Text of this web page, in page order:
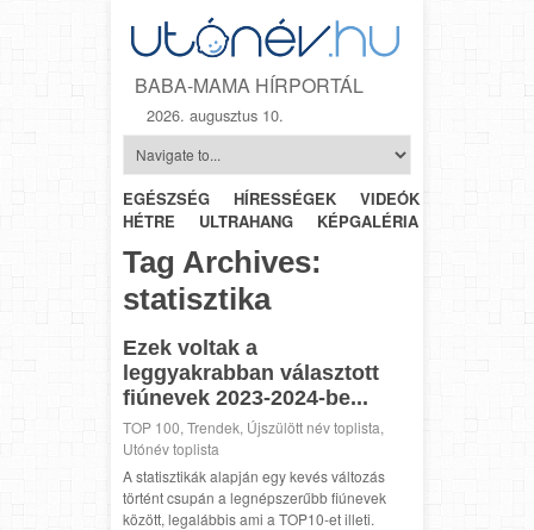
BABA-MAMA HÍRPORTÁL
2026. augusztus 10.
EGÉSZSÉG HÍRESSÉGEK VIDEÓK
HÉTRŐL-
HÉTRE
ULTRAHANG KÉPGALÉRIA
Tag Archives:
statisztika
Ezek voltak a
leggyakrabban választott
fiúnevek 2023-2024-be...
TOP 100, Trendek, Újszülött név toplista,
Utónév toplista
A statisztikák alapján egy kevés változás
történt csupán a legnépszerűbb fiúnevek
között, legalábbis ami a TOP10-et illeti.